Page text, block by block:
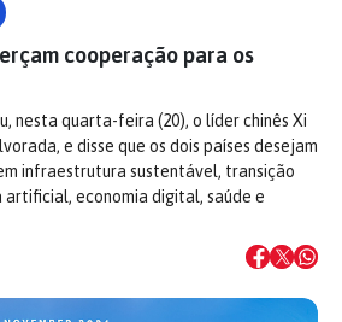
cooperação para os
nesta quarta-feira (20), o líder chinês Xi
e disse que os dois países desejam
infraestrutura sustentável, transição
economia digital, saúde e